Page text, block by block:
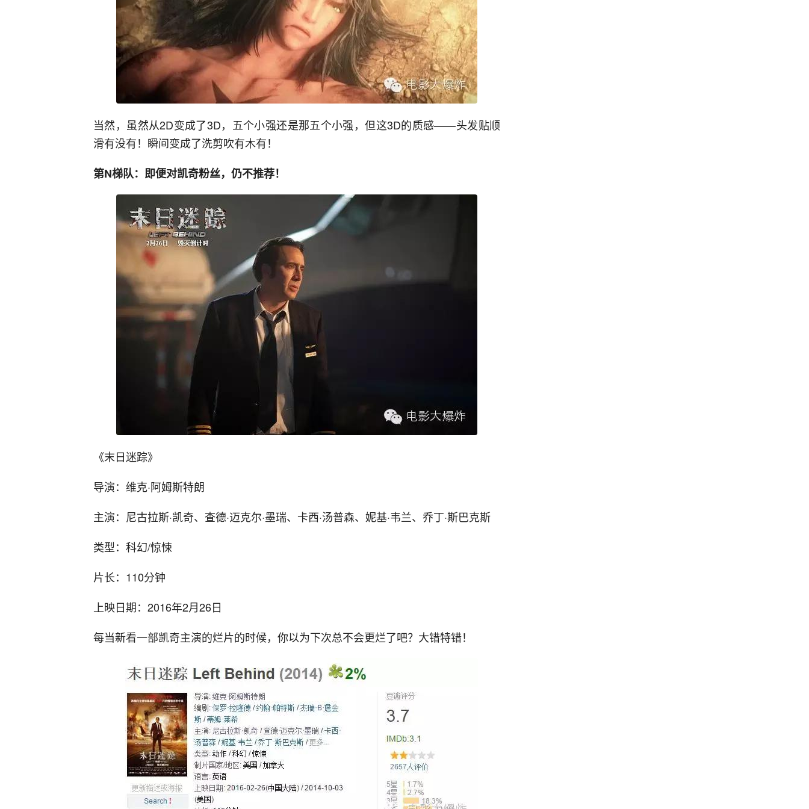
当然，虽然从2D变成了3D，五个小强还是那五个小强，但这3D的质感——头发贴顺
滑有没有！瞬间变成了洗剪吹有木有！
第N梯队：即便对凯奇粉丝，仍不推荐！
《末日迷踪》
导演：维克·阿姆斯特朗
主演：尼古拉斯·凯奇、查德·迈克尔·墨瑞、卡西·汤普森、妮基·韦兰、乔丁·斯巴克斯
类型：科幻/惊悚
片长：110分钟
上映日期：2016年2月26日
每当新看一部凯奇主演的烂片的时候，你以为下次总不会更烂了吧？大错特错！